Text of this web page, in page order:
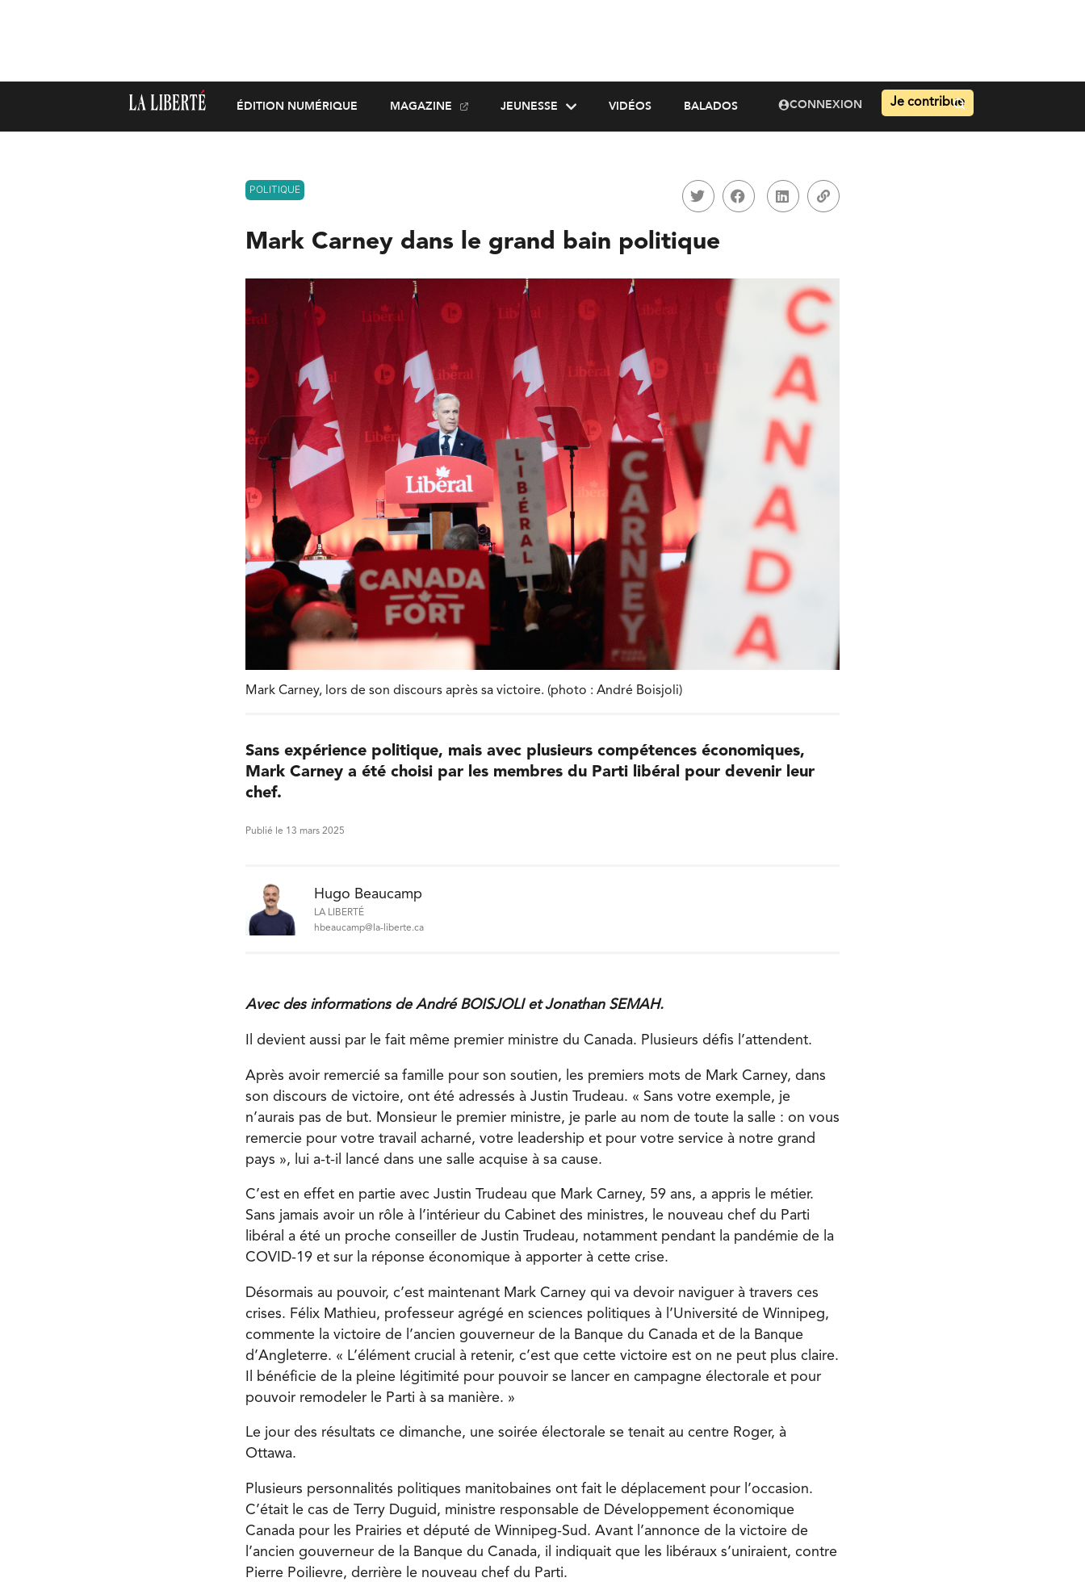
ÉDITION NUMÉRIQUE MAGAZINE JEUNESSE VIDÉOS BALADOS CONNEXION Je contribue
POLITIQUE
Mark Carney dans le grand bain politique
Mark Carney, lors de son discours après sa victoire. (photo : André Boisjoli)
Sans expérience politique, mais avec plusieurs compétences économiques,
Mark Carney a été choisi par les membres du Parti libéral pour devenir leur
chef.
Publié le 13 mars 2025
Hugo Beaucamp
LA LIBERTÉ
hbeaucamp@la-liberte.ca
Avec des informations de André BOISJOLI et Jonathan SEMAH.
Il devient aussi par le fait même premier ministre du Canada. Plusieurs défis l’attendent.
Après avoir remercié sa famille pour son soutien, les premiers mots de Mark Carney, dans
son discours de victoire, ont été adressés à Justin Trudeau. « Sans votre exemple, je
n’aurais pas de but. Monsieur le premier ministre, je parle au nom de toute la salle : on vous
remercie pour votre travail acharné, votre leadership et pour votre service à notre grand
pays », lui a-t-il lancé dans une salle acquise à sa cause.
C’est en effet en partie avec Justin Trudeau que Mark Carney, 59 ans, a appris le métier.
Sans jamais avoir un rôle à l’intérieur du Cabinet des ministres, le nouveau chef du Parti
libéral a été un proche conseiller de Justin Trudeau, notamment pendant la pandémie de la
COVID-19 et sur la réponse économique à apporter à cette crise.
Désormais au pouvoir, c’est maintenant Mark Carney qui va devoir naviguer à travers ces
crises. Félix Mathieu, professeur agrégé en sciences politiques à l’Université de Winnipeg,
commente la victoire de l’ancien gouverneur de la Banque du Canada et de la Banque
d’Angleterre. « L’élément crucial à retenir, c’est que cette victoire est on ne peut plus claire.
Il bénéficie de la pleine légitimité pour pouvoir se lancer en campagne électorale et pour
pouvoir remodeler le Parti à sa manière. »
Le jour des résultats ce dimanche, une soirée électorale se tenait au centre Roger, à
Ottawa.
Plusieurs personnalités politiques manitobaines ont fait le déplacement pour l’occasion.
C’était le cas de Terry Duguid, ministre responsable de Développement économique
Canada pour les Prairies et député de Winnipeg-Sud. Avant l’annonce de la victoire de
l’ancien gouverneur de la Banque du Canada, il indiquait que les libéraux s’uniraient, contre
Pierre Poilievre, derrière le nouveau chef du Parti.